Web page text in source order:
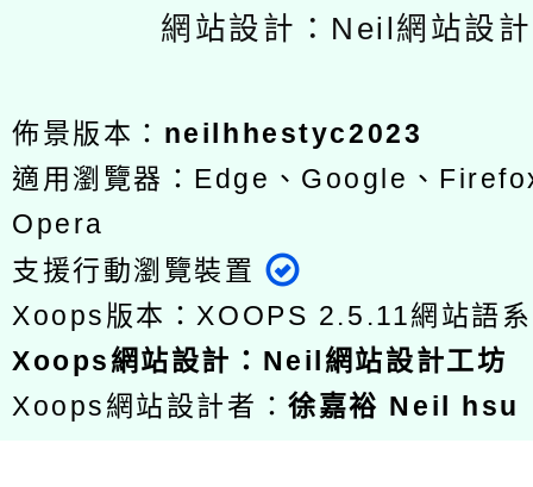
網站設計：Neil網站設
佈景版本： neilhhestyc2023
適用瀏覽器：Edge、Google、
Opera
支援行動瀏覽裝置
Xoops版本： XOOPS 2.5.11網站語
Xoops網站設計 ： Neil網站設計工坊
Xoops網站設計者：徐嘉裕 Neil hsu